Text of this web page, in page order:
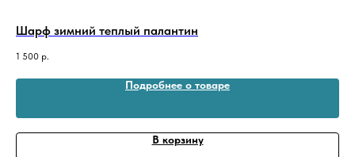
Шарф зимний теплый палантин
1 500 р.
Подробнее о товаре
В корзину